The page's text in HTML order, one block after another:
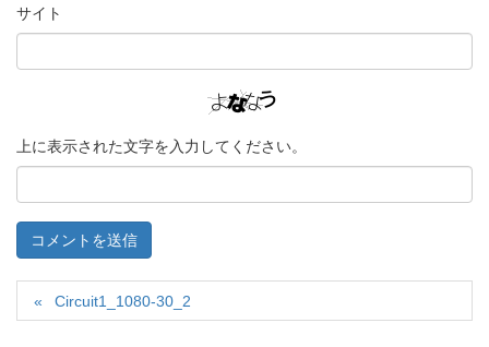
サイト
上に表示された文字を入力してください。
Circuit1_1080-30_2